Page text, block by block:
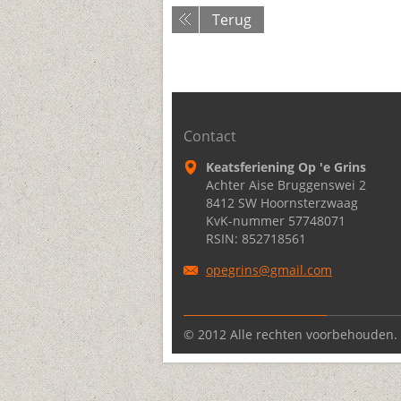
Terug
Contact
Keatsferiening Op 'e Grins
Achter Aise Bruggenswei 2
8412 SW Hoornsterzwaag
KvK-nummer 57748071
RSIN: 852718561
opegrins@gmail.com
© 2012 Alle rechten voorbehouden.